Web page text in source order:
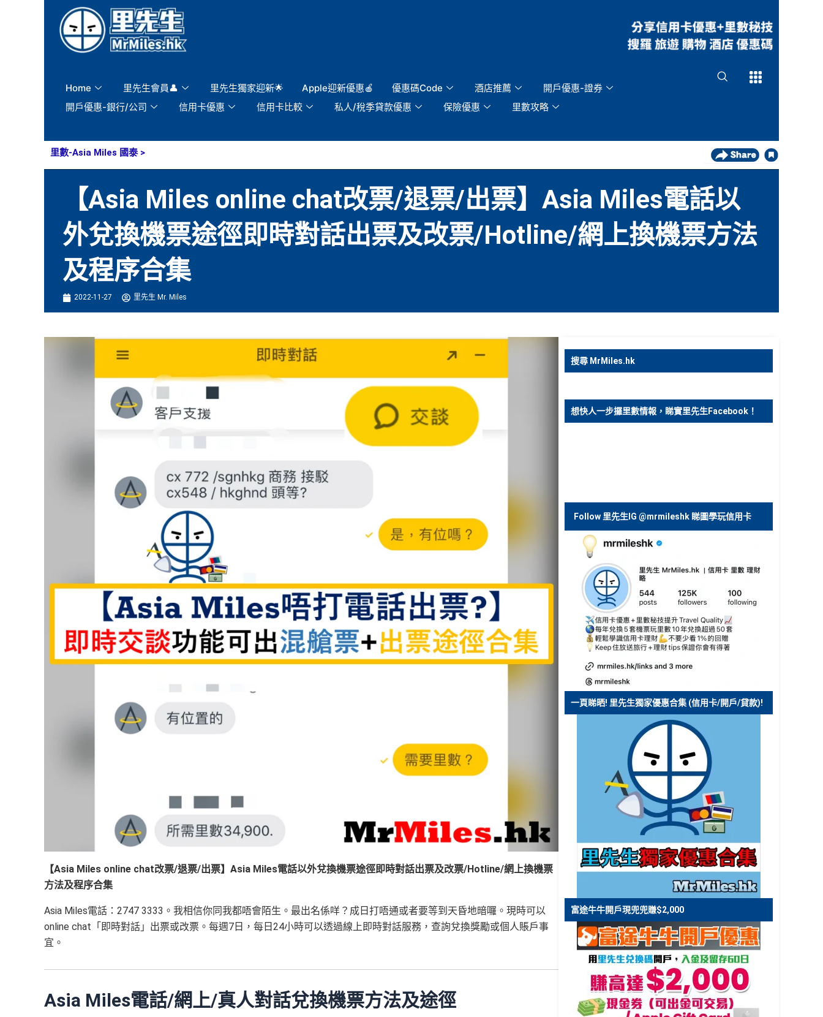
Home 里先生會員👤 里先生獨家迎新🌟 Apple迎新優惠🍎 優惠碼Code 酒店推薦
開戶優惠-證券
開戶優惠-銀行/公司
信用卡優惠 信用卡比較 私人/稅季貸款優惠 保險優惠 里數攻略
Open
里數-Asia Miles 國泰>
【Asia Miles online chat改票/退票/出票】Asia Miles電話以
外兌換機票途徑即時對話出票及改票/Hotline/網上換機票方法
及程序合集
2022-11-27 里先生 Mr. Miles
【Asia Miles online chat改票/退票/出票】Asia Miles電話以外兌換機票途徑即時對話出票及改票/Hotline/網上換機票
方法及程序合集
Asia Miles電話：2747 3333。我相信你同我都唔會陌生。最出名係咩？成日打唔通或者要等到天昏地暗囉。現時可以
online chat「即時對話」出票或改票。每週7日，每日24小時可以透過線上即時對話服務，查詢兌換獎勵或個人賬戶事
宜。
Asia Miles電話/網上/真人對話兌換機票方法及途徑
搜尋 MrMiles.hk
想快人一步攞里數情報，睇實里先生Facebook！
Follow 里先生IG @mrmileshk 睇圖學玩信用卡
一頁睇晒! 里先生獨家優惠合集 (信用卡/開戶/貸款)!
富途牛牛開戶現兜兜賺$2,000